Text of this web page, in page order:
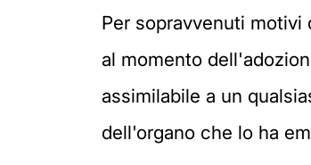
Per sopravvenuti
al momento
assimilabile a un
dell'organo che lo ha